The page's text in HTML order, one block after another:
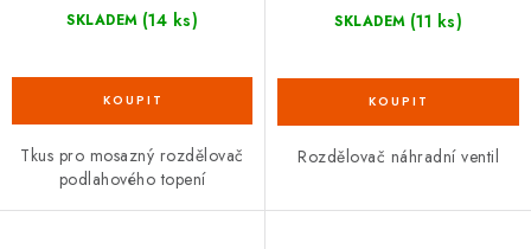
SKLADEM (14 ks)
Tkus pro mosazný rozdělovač
podlahového topení
SKLADEM (11 ks)
Rozdělovač náhradní ventil